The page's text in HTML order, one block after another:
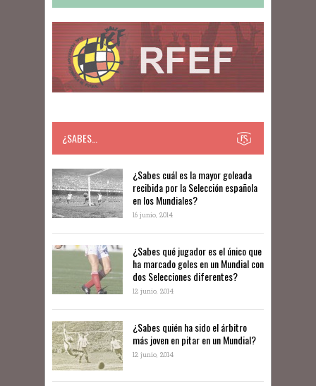
¿SABES…
​​¿Sabes cuál es la mayor goleada
recibida por la Selección española
en los Mundiales?
16 junio, 2014
¿Sabes qué jugador es el único que
ha marcado goles en un Mundial con
dos Selecciones diferentes?
12 junio, 2014
¿Sabes quién ha sido el árbitro
más joven en pitar en un Mundial?
12 junio, 2014